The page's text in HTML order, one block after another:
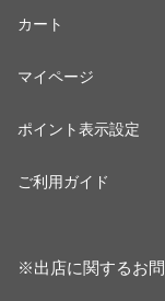
カート
マイページ
ポイント表示設定
ご利用ガイド
※出店に関するお